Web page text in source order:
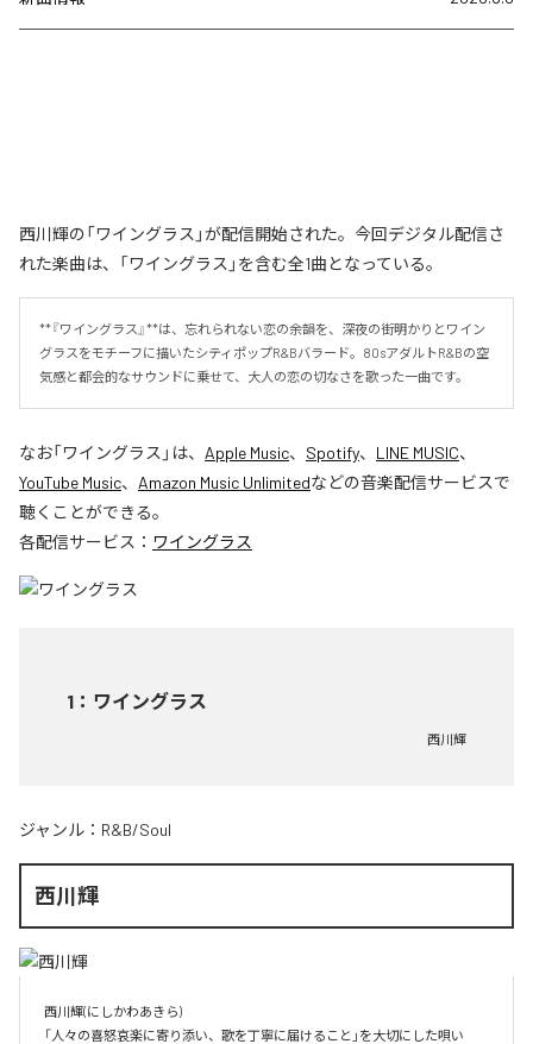
西川輝の「ワイングラス」が配信開始された。今回デジタル配信さ
れた楽曲は、「ワイングラス」を含む全1曲となっている。
**『ワイングラス』**は、忘れられない恋の余韻を、深夜の街明かりとワイン
グラスをモチーフに描いたシティポップR&Bバラード。80sアダルトR&Bの空
気感と都会的なサウンドに乗せて、大人の恋の切なさを歌った一曲です。
なお「ワイングラス 」は、 Apple Music、 Spotify、 LINE MUSIC、
YouTube Music、 Amazon Music Unlimitedなどの音楽配信サービスで
聴くことができる。
各配信サービス： ワイングラス
1 ： ワイングラス
西川輝
ジャンル： R&B/Soul
西川輝
西川輝(にしかわあきら)
「人々の喜怒哀楽に寄り添い、歌を丁寧に届けること」を大切にした唄い